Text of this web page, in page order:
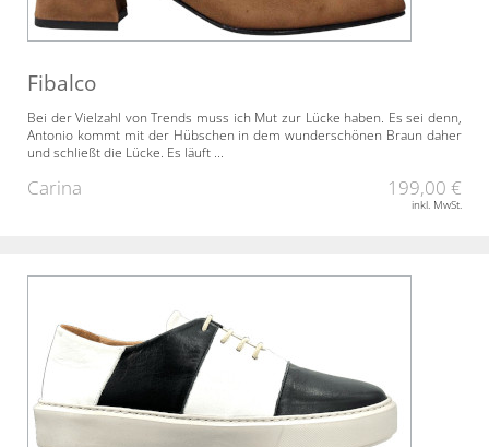
Fibalco
Bei der Vielzahl von Trends muss ich Mut zur Lücke haben. Es sei denn,
Antonio kommt mit der Hübschen in dem wunderschönen Braun daher
und schließt die Lücke. Es läuft ...
Carina 199,00 €
inkl. MwSt.